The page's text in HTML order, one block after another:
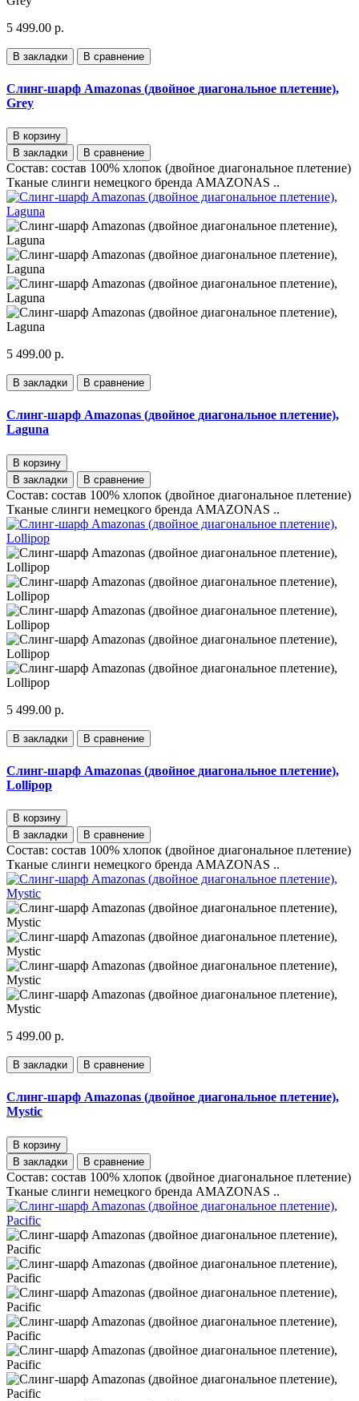
5 499.00 р.
В закладки В сравнение
Слинг-шарф Amazonas (двойное диагональное плетение),
Grey
В корзину
В закладки
В сравнение
Состав: состав 100% хлопок (двойное диагональное плетение)
Тканые слинги немецкого бренда AMAZONAS ..
5 499.00 р.
В закладки В сравнение
Слинг-шарф Amazonas (двойное диагональное плетение),
Laguna
В корзину
В закладки
В сравнение
Состав: состав 100% хлопок (двойное диагональное плетение)
Тканые слинги немецкого бренда AMAZONAS ..
5 499.00 р.
В закладки В сравнение
Слинг-шарф Amazonas (двойное диагональное плетение),
Lollipop
В корзину
В закладки
В сравнение
Состав: состав 100% хлопок (двойное диагональное плетение)
Тканые слинги немецкого бренда AMAZONAS ..
5 499.00 р.
В закладки В сравнение
Слинг-шарф Amazonas (двойное диагональное плетение),
Mystic
В корзину
В закладки
В сравнение
Состав: состав 100% хлопок (двойное диагональное плетение)
Тканые слинги немецкого бренда AMAZONAS ..